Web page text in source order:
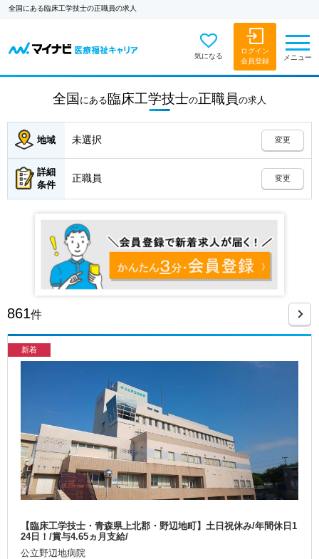
全国にある臨床工学技士の正職員の求人
気になる
ログイン
会員登録
メニュー
全国 にある臨床工学技士の正職員の求人
地域 未選択 変更
詳細
条件
正職員 変更
861件
新着
【臨床工学技士・青森県上北郡・野辺地町】土日祝休み/年間休日1
24日！/賞与4.65ヵ月支給/
公立野辺地病院